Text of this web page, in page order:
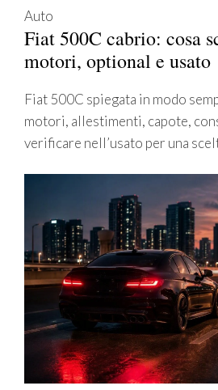
Auto
Fiat 500C cabrio: cosa
motori, optional e usato
Fiat 500C spiegata in modo
motori, allestimenti, capote,
verificare nell’usato per una